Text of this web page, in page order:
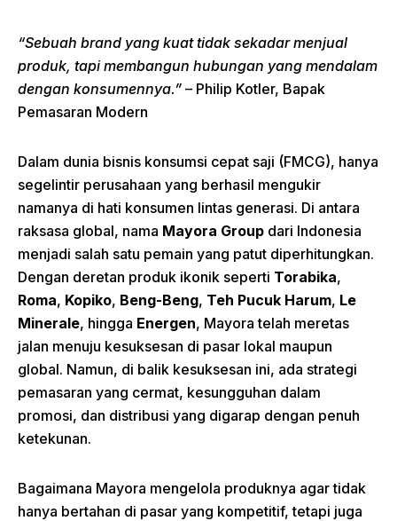
“Sebuah brand yang kuat tidak sekadar menjual
produk, tapi membangun hubungan yang mendalam
dengan konsumennya.” – Philip Kotler, Bapak
Pemasaran Modern
Dalam dunia bisnis konsumsi cepat saji (FMCG), hanya
segelintir perusahaan yang berhasil mengukir
namanya di hati konsumen lintas generasi. Di antara
raksasa global, nama Mayora Group dari Indonesia
menjadi salah satu pemain yang patut diperhitungkan.
Dengan deretan produk ikonik seperti Torabika,
Roma, Kopiko, Beng-Beng, Teh Pucuk Harum, Le
Minerale, hingga Energen, Mayora telah meretas
jalan menuju kesuksesan di pasar lokal maupun
global. Namun, di balik kesuksesan ini, ada strategi
pemasaran yang cermat, kesungguhan dalam
promosi, dan distribusi yang digarap dengan penuh
ketekunan.
Bagaimana Mayora mengelola produknya agar tidak
hanya bertahan di pasar yang kompetitif, tetapi juga